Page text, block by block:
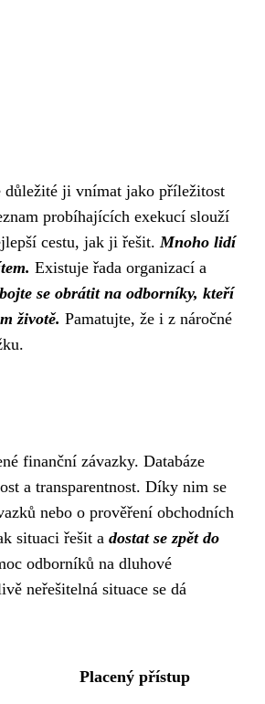
důležité ji vnímat jako příležitost
probíhajících exekucí slouží
cestu, jak ji řešit.Mnoho lidí
Existuje řada organizací a
se obrátit na odborníky, kteří
životě. Pamatujte, že i z náročné
finanční závazky. Databáze
a transparentnost. Díky nim se
nebo o prověření obchodních
situaci řešit a dostat se zpět do
odborníků na dluhové
neřešitelná situace se dá
Placený přístup